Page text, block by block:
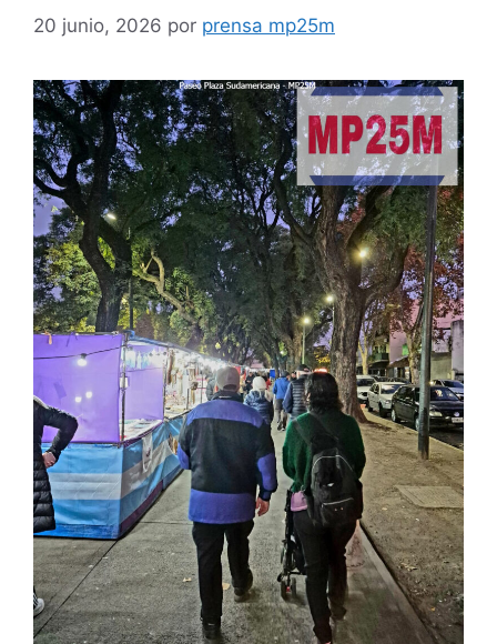
20 junio, 2026 por prensa mp25m